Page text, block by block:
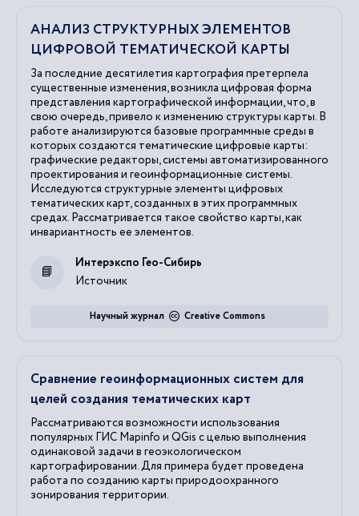
АНАЛИЗ СТРУКТУРНЫХ ЭЛЕМЕНТОВ
ЦИФРОВОЙ ТЕМАТИЧЕСКОЙ КАРТЫ
За последние десятилетия картография претерпела
существенные изменения, возникла цифровая форма
представления картографической информации, что, в
свою очередь, привело к изменению структуры карты. В
работе анализируются базовые программные среды в
которых создаются тематические цифровые карты:
графические редакторы, системы автоматизированного
проектирования и геоинформационные системы.
Исследуются структурные элементы цифровых
тематических карт, созданных в этих программных
средах. Рассматривается такое свойство карты, как
инвариантность ее элементов.
Источник
Интерэкспо Гео-Сибирь
Creative Commons
Научный журнал
Сравнение геоинформационных систем для
целей создания тематических карт
Рассматриваются возможности использования
популярных ГИС Mapinfo и QGis с целью выполнения
одинаковой задачи в геоэкологическом
картографировании. Для примера будет проведена
работа по созданию карты природоохранного
зонирования территории.